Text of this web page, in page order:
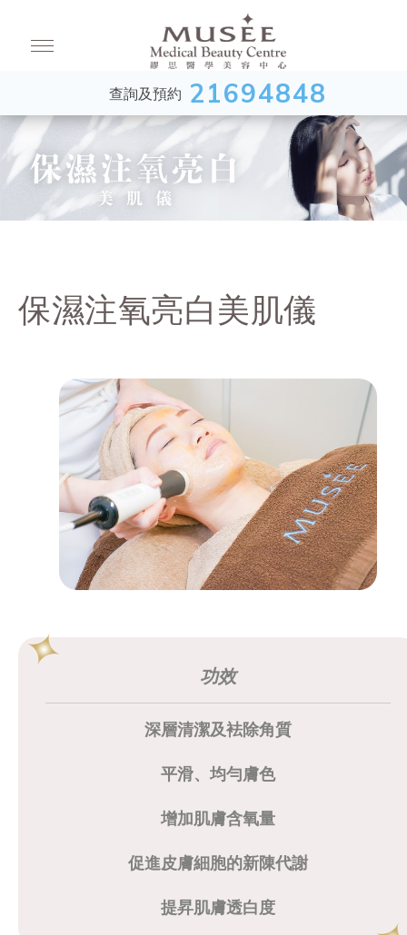
查詢及預約 21694848
保濕注氧亮白美肌儀
功效
深層清潔及袪除角質
平滑、均勻膚色
增加肌膚含氧量
促進皮膚細胞的新陳代謝
提昇肌膚透白度